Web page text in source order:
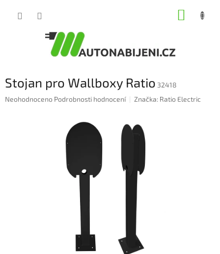
Stojan pro Wallboxy Ratio 32418
Průměrné
Neohodnoceno Podrobnosti hodnocení Značka: Ratio Electric